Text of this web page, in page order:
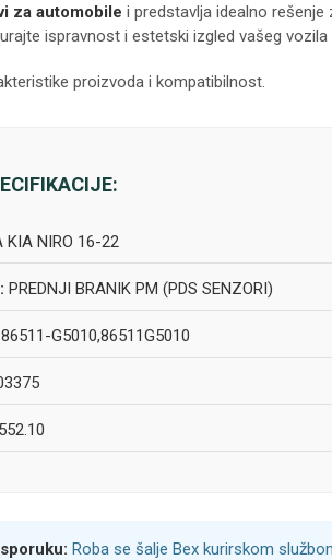
za automobile i predstavlja idealno
ispravnost i estetski izgled vašeg
proizvoda i kompatibilnost.
KIA NIRO 16-22
PREDNJI BRANIK PM (PDS SENZORI)
86511-G5010,86511G5010
Roba se šalje Bex kurirskom